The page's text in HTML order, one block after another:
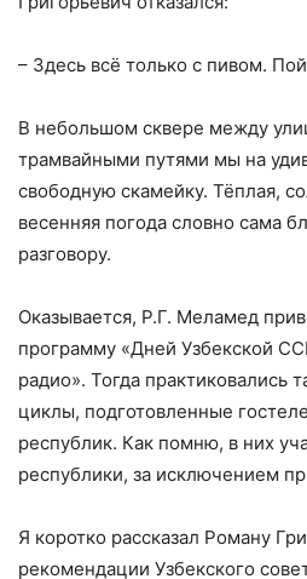
– Здесь всё только с пивом.
В небольшом сквере между
трамвайными путями мы на
свободную скамейку. Тёплая,
весенняя погода словно сама
разговору.
Оказывается, Р.Г. Меламед
программу «Дней Узбекской
радио». Тогда практиковались
циклы, подготовленные
республик. Как помню, в них
республики, за исключением
Я коротко рассказал Роману
рекомендации Узбекского